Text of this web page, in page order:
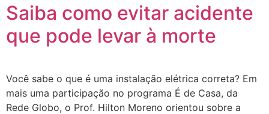
Saiba como evitar acidente
que pode levar à morte
Você sabe o que é uma instalação elétrica correta? Em
mais uma participação no programa É de Casa, da
Rede Globo, o Prof. Hilton Moreno orientou sobre a